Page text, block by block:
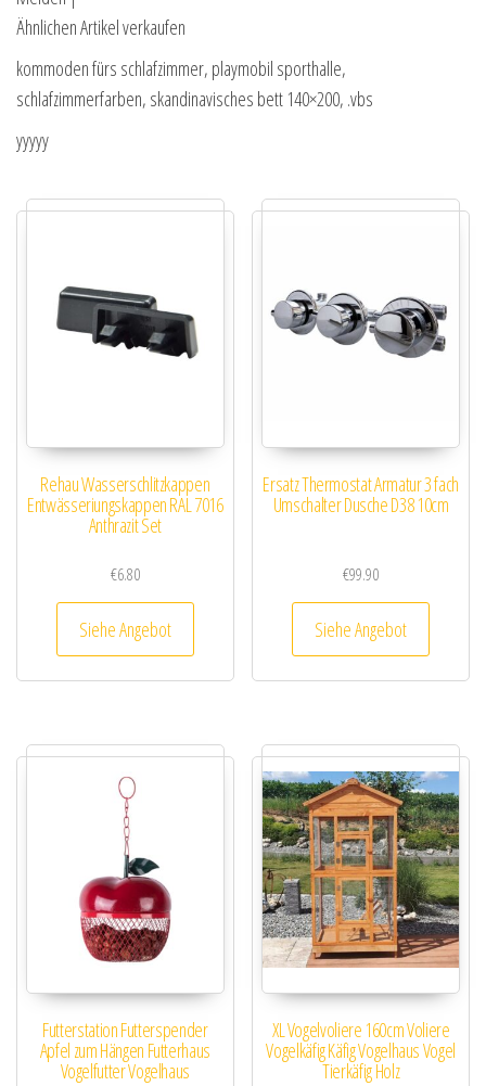
Ähnlichen Artikel verkaufen
kommoden fürs schlafzimmer, playmobil sporthalle,
schlafzimmerfarben, skandinavisches bett 140×200, .vbs
yyyyy
Rehau Wasserschlitzkappen
Entwässeriungskappen RAL 7016
Anthrazit Set
€6.80
Siehe Angebot
Ersatz Thermostat Armatur 3 fach
Umschalter Dusche D38 10cm
€99.90
Siehe Angebot
Futterstation Futterspender
Apfel zum Hängen Futterhaus
Vogelfutter Vogelhaus
XL Vogelvoliere 160cm Voliere
Vogelkäfig Käfig Vogelhaus Vogel
Tierkäfig Holz